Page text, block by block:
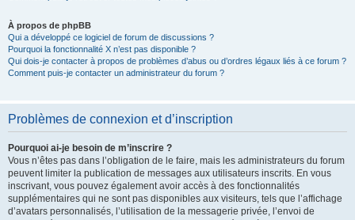
À propos de phpBB
Qui a développé ce logiciel de forum de discussions ?
Pourquoi la fonctionnalité X n’est pas disponible ?
Qui dois-je contacter à propos de problèmes d’abus ou d’ordres légaux liés à ce forum ?
Comment puis-je contacter un administrateur du forum ?
Problèmes de connexion et d’inscription
Pourquoi ai-je besoin de m’inscrire ?
Vous n’êtes pas dans l’obligation de le faire, mais les administrateurs du forum
peuvent limiter la publication de messages aux utilisateurs inscrits. En vous
inscrivant, vous pouvez également avoir accès à des fonctionnalités
supplémentaires qui ne sont pas disponibles aux visiteurs, tels que l’affichage
d’avatars personnalisés, l’utilisation de la messagerie privée, l’envoi de